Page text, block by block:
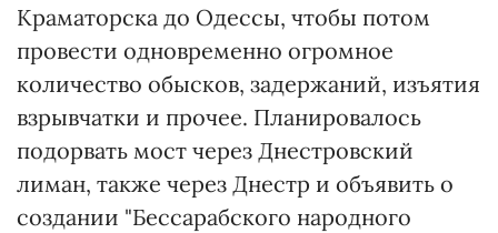
Краматорска до Одессы, чтобы потом
провести одновременно огромное
количество обысков, задержаний, изъятия
взрывчатки и прочее. Планировалось
подорвать мост через Днестровский
лиман, также через Днестр и объявить о
создании "Бессарабского народного